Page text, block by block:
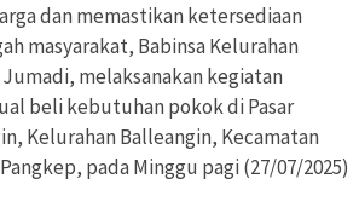
dan memastikan ketersediaan
masyarakat, Babinsa Kelurahan
melaksanakan kegiatan
beli kebutuhan pokok di Pasar
Kelurahan Balleangin, Kecamatan
pada Minggu pagi (27/07/2025)